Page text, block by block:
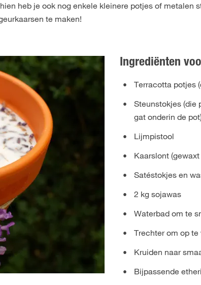
heb je ook nog enkele kleinere potjes of metalen
te maken!
Ingrediënten
Terracotta potjes
Steunstokjes (die
gat onderin de
Lijmpistool
Kaarslont
Satéstokjes en
2 kg sojawas
Waterbad om te
Trechter om op te
Kruiden naar
Bijpassende